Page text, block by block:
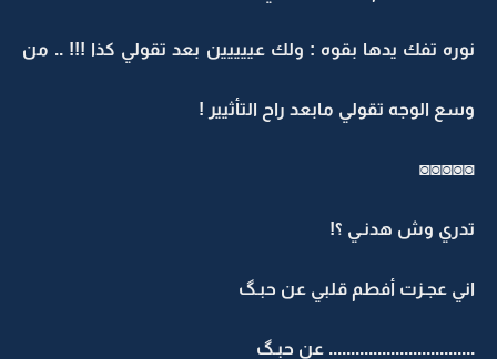
نوره تفك يدها بقوه : ولك عييييين بعد تقولي كذا !!! .. من
وسع الوجه تقولي مابعد راح التأثيير !
◙◙◙◙◙
تدري وش هدنـي ؟!
اني عجـزت أفطم قلبي عن حبـگ
................................. عن حبـگ